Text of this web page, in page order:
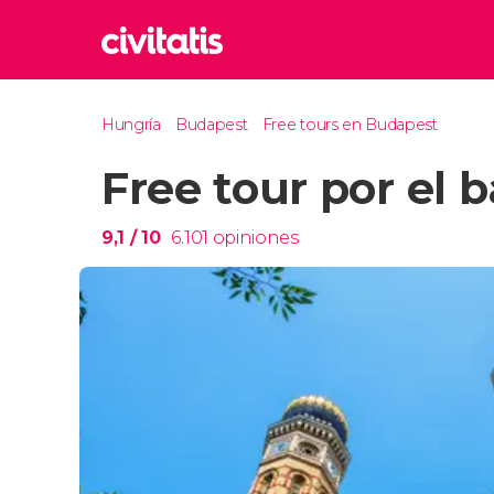
Italia
Reino
Hungría Budapest Free tours en Budapest
Free tour por el
9,1 / 10 6.101 opiniones